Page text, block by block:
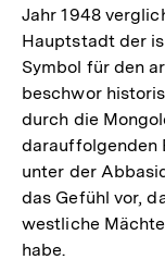
Jahr 1948
Hauptstadt der
Symbol für den
beschwor
durch die
darauffolgenden
unter der
das Gefühl vor,
westliche
habe.